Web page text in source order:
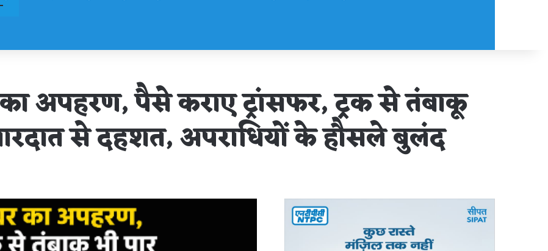
अपहरण, पैसे कराए ट्रांसफर, ट्रक से तंबाकू
से दहशत, अपराधियों के हौसले बुलंद